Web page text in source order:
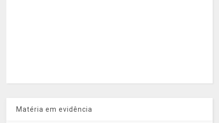
Matéria em evidência